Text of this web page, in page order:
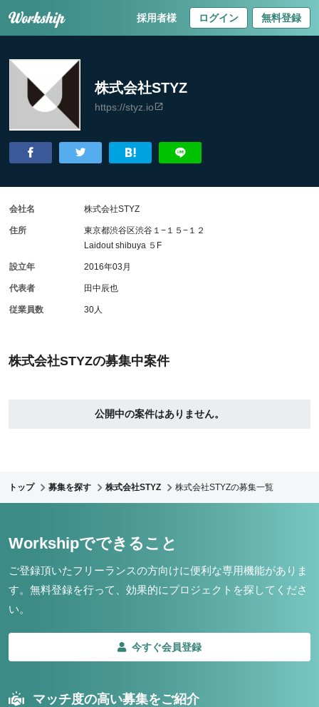
採用者様 ログイン 無料登録
株式会社STYZ
https://styz.io
株式会社STYZの募集中案件
公開中の案件はありません。
会社名 株式会社STYZ
住所
東京都渋谷区渋谷１−１５−１２
Laidout shibuya ５F
設立年 2016年03月
代表者 田中辰也
従業員数 30人
トップ 募集を探す 株式会社STYZ 株式会社STYZの募集一覧
Workshipでできること
ご登録頂いたフリーランスの方向けに便利な専用機能がありま
す。 無料登録を行って、効果的にプロジェクトを探してくださ
い。
今すぐ会員登録
マッチ度の高い募集をご紹介